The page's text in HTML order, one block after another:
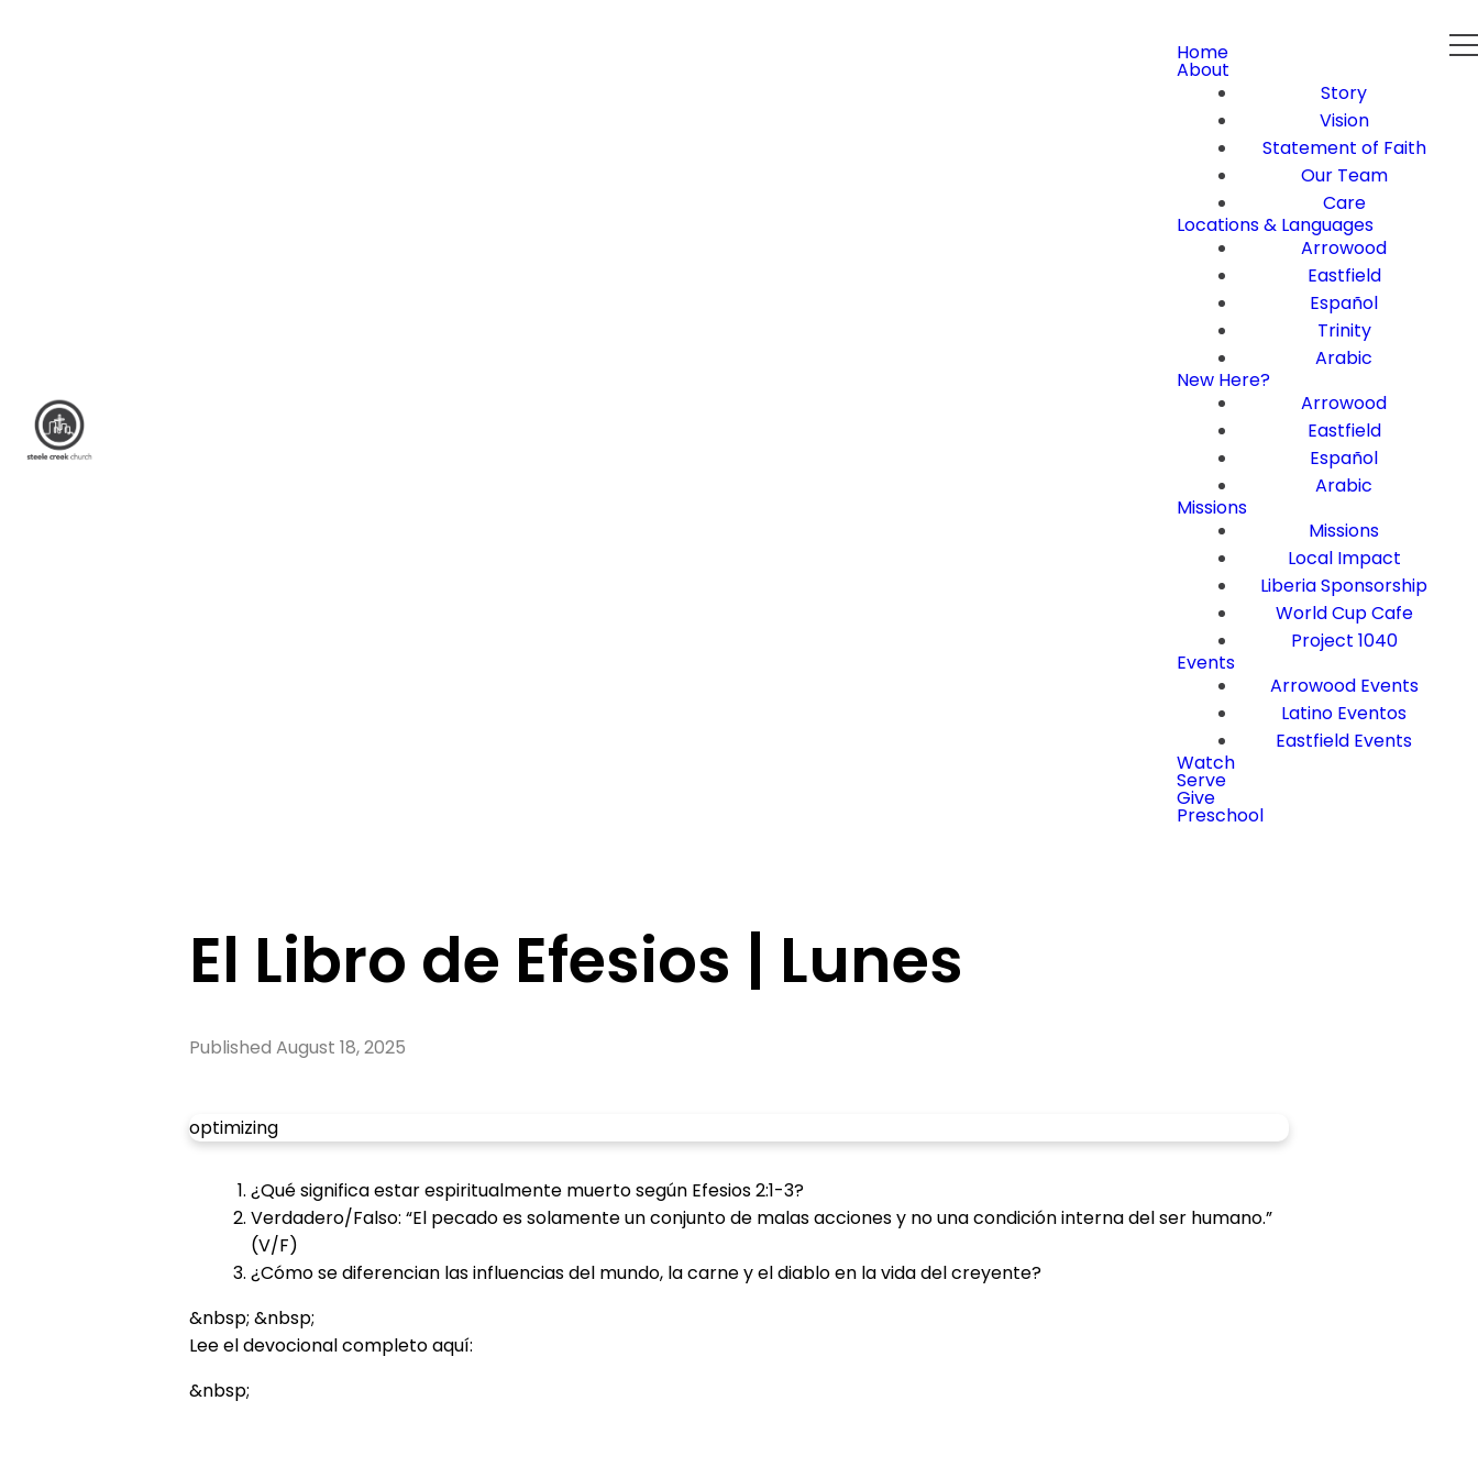
Home
About
Story
Vision
Statement of Faith
Our Team
Care
Locations & Languages
Arrowood
Eastfield
Español
Trinity
Arabic
New Here?
Arrowood
Eastfield
Español
Arabic
Missions
Missions
Local Impact
Liberia Sponsorship
World Cup Cafe
Project 1040
Events
Arrowood Events
Latino Eventos
Eastfield Events
Watch
Serve
Give
Preschool
El Libro de Efesios | Lunes
Published August 18, 2025
optimizing
¿Qué significa estar espiritualmente muerto según Efesios 2:1-3?
Verdadero/Falso: “El pecado es solamente un conjunto de malas acciones y no una condición interna del ser humano.”
(V/F)
¿Cómo se diferencian las influencias del mundo, la carne y el diablo en la vida del creyente?
&nbsp; &nbsp;
Lee el devocional completo aquí:
&nbsp;